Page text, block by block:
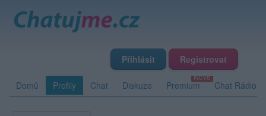
Přihlásit Registrovat
Domů Profily Chat Diskuze Premium Chat Rádio